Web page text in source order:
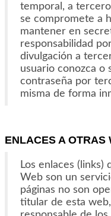
temporal, a
se compromete a
mantener en
responsabilidad
divulgación a
usuario conozca o
contraseña por
misma de forma
ENLACES A OTRAS
Los enlaces
Web son un
páginas no son
titular de esta